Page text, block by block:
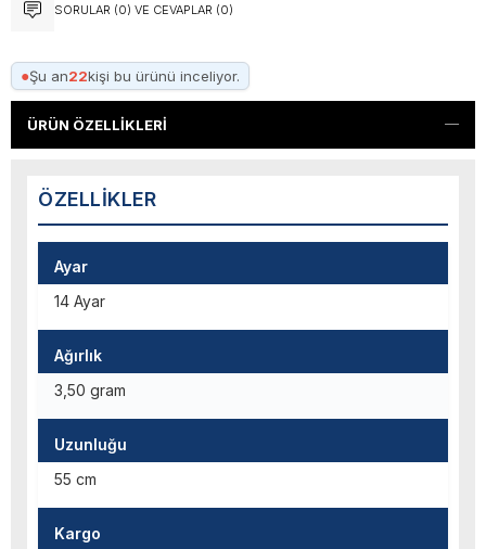
SORULAR (0) VE CEVAPLAR (0)
●Şu an22kişi bu ürünü inceliyor.
ÜRÜN ÖZELLIKLERI
ÖZELLIKLER
Ayar
14 Ayar
Ağırlık
3,50 gram
Uzunluğu
55 cm
Kargo